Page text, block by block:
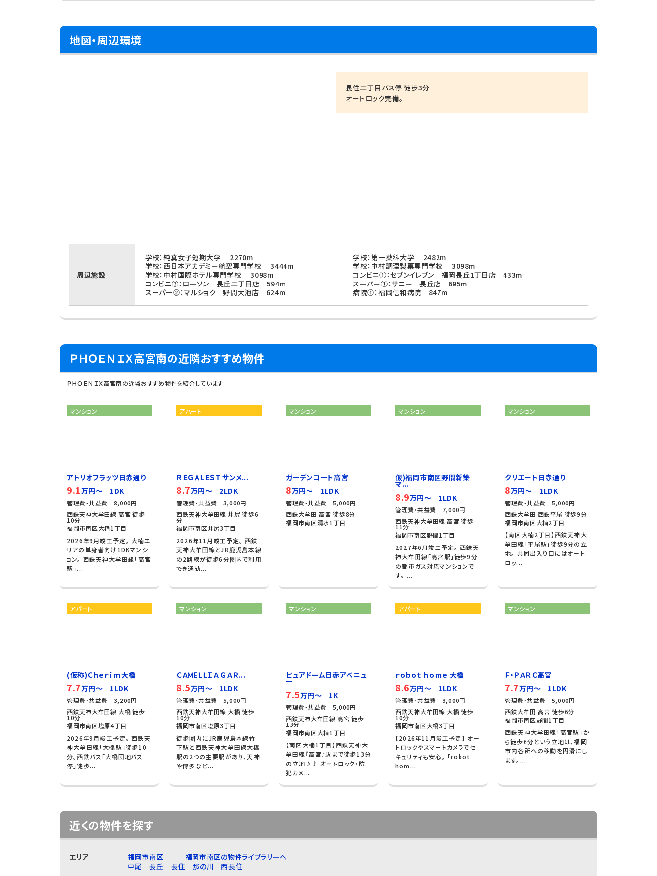
地図・周辺環境
長住二丁目バス停 徒歩3分
オートロック完備。
周辺施設
学校：純真女子短期大学 2270m
学校：第一薬科大学 2482m
学校：西日本アカデミー航空専門学校 3444m
学校：中村調理製菓専門学校 3098m
学校：中村国際ホテル専門学校 3098m
コンビニ①：セブンイレブン 福岡長丘1丁目店 433m
コンビニ②：ローソン 長丘二丁目店 594m
スーパー①：サニー 長丘店 695m
スーパー②：マルショク 野間大池店 624m
病院①：福岡信和病院 847m
ＰＨＯＥＮＩＸ高宮南の近隣おすすめ物件
ＰＨＯＥＮＩＸ高宮南の近隣おすすめ物件を紹介しています
マンション
アトリオフラッツ日赤通り
9.1万円～ 1DK
管理費・共益費 8,000円
西鉄天神大牟田線 高宮 徒歩
10分
福岡市南区大楠1丁目
2026年9月竣工予定。 大楠エ
リアの単身者向け1DKマンシ
ョン。 西鉄天神大牟田線「高宮
駅」...
アパート
ＲＥＧＡＬＥＳＴ サンメ...
8.7万円～ 2LDK
管理費・共益費 3,000円
西鉄天神大牟田線 井尻 徒歩6
分
福岡市南区井尻3丁目
2026年11月竣工予定。 西鉄
天神大牟田線とJR鹿児島本線
の2路線が徒歩6分圏内で利用
でき通勤...
マンション
ガーデンコート高宮
8万円～ 1LDK
管理費・共益費 5,000円
西鉄大牟田 高宮 徒歩8分
福岡市南区清水1丁目
マンション
仮)福岡市南区野間新築
マ...
8.9万円～ 1LDK
管理費・共益費 7,000円
西鉄天神大牟田線 高宮 徒歩
11分
福岡市南区野間1丁目
2027年6月竣工予定。 西鉄天
神大牟田線「高宮駅」徒歩9分
の都市ガス対応マンションで
す。 ...
マンション
クリエート日赤通り
8万円～ 1LDK
管理費・共益費 5,000円
西鉄大牟田 西鉄平尾 徒歩9分
福岡市南区大楠2丁目
【南区大楠2丁目】西鉄天神大
牟田線「平尾駅」徒歩9分の立
地。 共同出入り口にはオート
ロッ...
アパート
(仮称)Ｃｈｅｒｉｍ大橋
7.7万円～ 1LDK
管理費・共益費 3,200円
西鉄天神大牟田線 大橋 徒歩
10分
福岡市南区塩原4丁目
2026年9月竣工予定。 西鉄天
神大牟田線「大橋駅」徒歩10
分。西鉄バス「大橋団地バス
停」徒歩...
マンション
ＣＡＭＥＬＬＩＡ ＧＡＲ...
8.5万円～ 1LDK
管理費・共益費 5,000円
西鉄天神大牟田線 大橋 徒歩
10分
福岡市南区塩原3丁目
徒歩圏内にJR鹿児島本線竹
下駅と西鉄天神大牟田線大橋
駅の2つの主要駅があり、天神
や博多など...
マンション
ピュアドーム日赤アベニュ
ー
7.5万円～ 1K
管理費・共益費 5,000円
西鉄天神大牟田線 高宮 徒歩
13分
福岡市南区大楠1丁目
【南区大楠1丁目】西鉄天神大
牟田線『高宮』駅まで徒歩13分
の立地♪♪ オートロック・防
犯カメ...
アパート
ｒｏｂｏｔ ｈｏｍｅ 大橋
8.6万円～ 1LDK
管理費・共益費 3,000円
西鉄天神大牟田線 大橋 徒歩
10分
福岡市南区大橋3丁目
【2026年11月竣工予定】 オー
トロックやスマートカメラでセ
キュリティも安心。 「robot
hom...
マンション
Ｆ・ＰＡＲＣ高宮
7.7万円～ 1LDK
管理費・共益費 5,000円
西鉄大牟田 高宮 徒歩6分
福岡市南区野間1丁目
西鉄天神大牟田線「高宮駅」か
ら徒歩6分という立地は、福岡
市内各所への移動を円滑にし
ます。...
近くの物件を探す
エリア 福岡市南区
福岡市南区の物件ライブラリーへ
中尾
長丘 長住 那の川 西長住